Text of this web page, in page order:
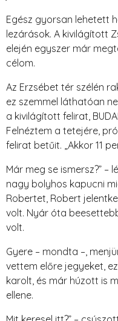
Egész gyorsan lehetett
lezárások. A kivilágított
elején egyszer már
célom.
Az Erzsébet tér szélén
ez szemmel láthatóan
a kivilágított felirat,
Felnéztem a tetejére,
felirat betűit. „Akkor 11
Már meg se ismersz?”
nagy bolyhos kapucni
Robertet, Robert
volt. Nyár óta
volt.
Gyere – mondta –,
vettem előre jegyeket,
karolt, és már húzott is
ellene.